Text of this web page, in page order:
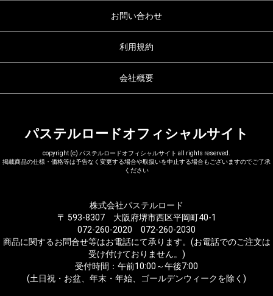
お問い合わせ
利用規約
会社概要
パステルロードオフィシャルサイト
copyright (c) パステルロードオフィシャルサイト all rights reserved.
掲載商品の仕様・価格等は予告なく変更する場合や取扱いを中止する場合もございますのでご了承
ください
株式会社パステルロード
〒 593-8307 大阪府堺市西区平岡町40-1
072-260-2020 072-260-2030
商品に関するお問合せ等はお電話にて承ります。(お電話でのご注文は
受け付けておりません。)
受付時間：午前10:00～午後7:00
(土日祝・お盆、年末・年始、ゴールデンウィークを除く)